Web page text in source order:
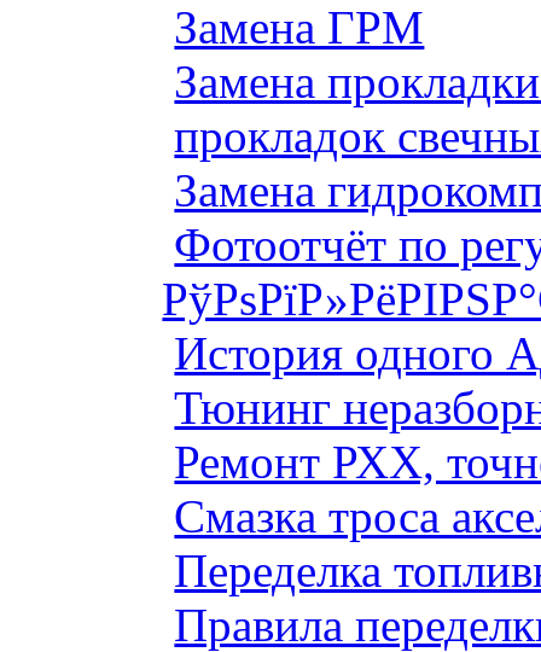
Замена ГРМ
Замена
прокладок
Замена
Фотоотчёт по
История одного
Тюнинг
Ремонт РХХ,
Смазка троса
Переделка
Правила